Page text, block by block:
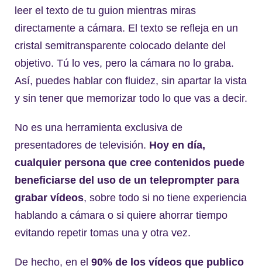
leer el texto de tu guion mientras miras
directamente a cámara. El texto se refleja en un
cristal semitransparente colocado delante del
objetivo. Tú lo ves, pero la cámara no lo graba.
Así, puedes hablar con fluidez, sin apartar la vista
y sin tener que memorizar todo lo que vas a decir.
No es una herramienta exclusiva de
presentadores de televisión. Hoy en día,
cualquier persona que cree contenidos puede
beneficiarse del uso de un teleprompter para
grabar vídeos, sobre todo si no tiene experiencia
hablando a cámara o si quiere ahorrar tiempo
evitando repetir tomas una y otra vez.
De hecho, en el 90% de los vídeos que publico